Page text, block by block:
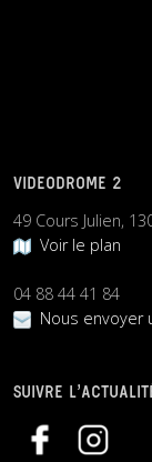
VIDEODROME 2
49 Cours Julien,
Voir le plan
04 88 44 41 84
Nous envoyer
SUIVRE